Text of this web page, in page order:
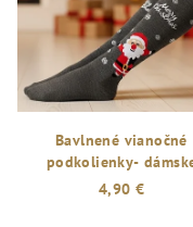
Bavlnené vianočné
podkolienky-
4,90 €